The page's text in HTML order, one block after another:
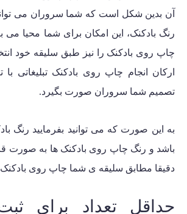
آن بدین شکل است که شما سروران می
رنگ بادکنک، این امکان برای شما محیا می
چاپ روی بادکنک را نیز طبق سلیقه خود
ارکان انجام چاپ روی بادکنک تبلیغاتی
تصمیم شما سروران صورت بگیرد.
به این صورت که می توانید بفرمایید رنگ
باشد و رنگ چاپ روی بادکنک ها به صورت
دقیقا مطابق سلیقه ی شما چاپ روی بادکنک
حداقل تعداد برای